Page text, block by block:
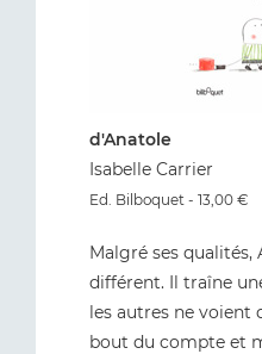
d'Anatole
Isabelle Carrier
Ed. Bilboquet - 13,00 €
Malgré ses qualités,
différent. Il traîne
les autres ne voient
bout du compte et